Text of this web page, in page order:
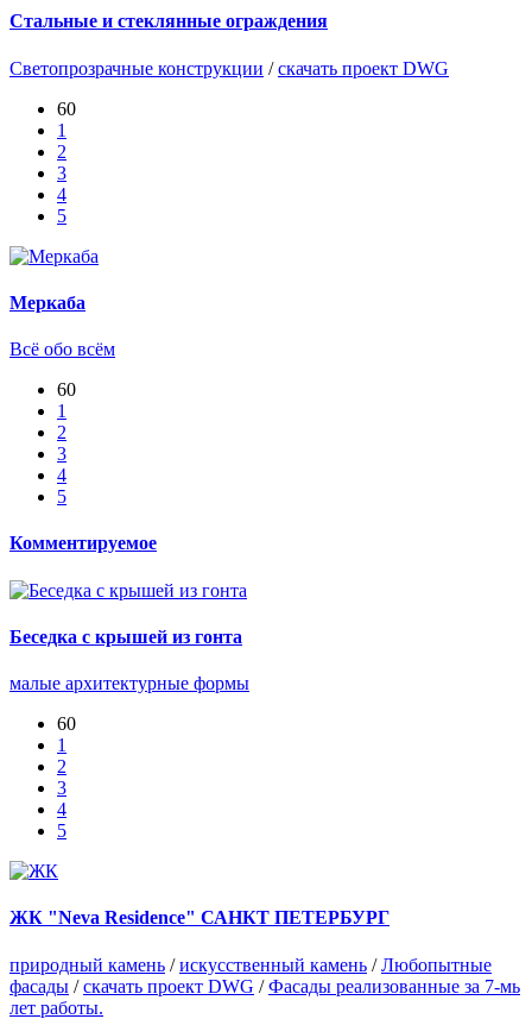
Стальные и стеклянные ограждения
Светопрозрачные конструкции /скачать проект DWG
60
1
2
3
4
5
Меркаба
Всё обо всём
60
1
2
3
4
5
Комментируемое
Беседка с крышей из гонта
малые архитектурные формы
60
1
2
3
4
5
ЖК "Neva Residence" САНКТ ПЕТЕРБУРГ
природный камень /искусственный камень /Любопытные
фасады /скачать проект DWG /Фасады реализованные за 7-мь
лет работы.